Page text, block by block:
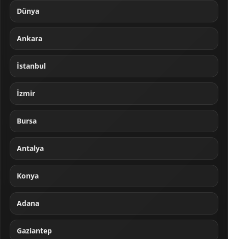
Dünya
Ankara
İstanbul
İzmir
Bursa
Antalya
Konya
Adana
Gaziantep